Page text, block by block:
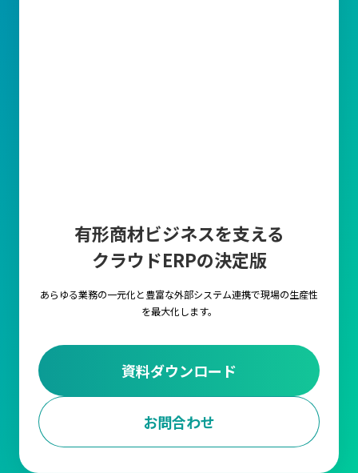
有形商材ビジネスを支える
クラウドERPの決定版
あらゆる業務の一元化と豊富な外部システム連携で現場の生産性
を最大化します。
資料ダウンロード
お問合わせ